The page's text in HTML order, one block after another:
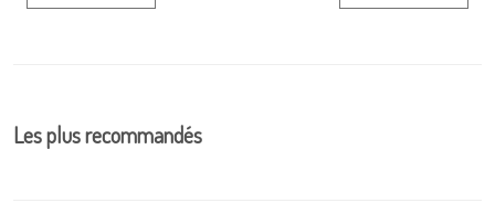
Les plus recommandés